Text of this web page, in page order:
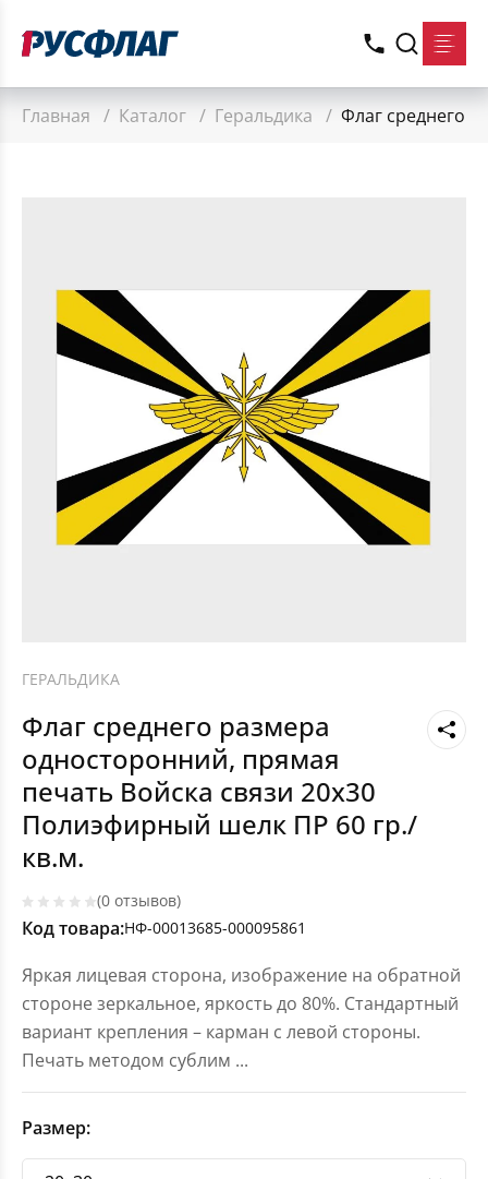
Главная / Каталог / Геральдика / Флаг среднего
ГЕРАЛЬДИКА
Флаг среднего размера
односторонний, прямая
печать Войска связи 20х30
Полиэфирный шелк ПР 60 гр./
кв.м.
(0 отзывов)
Код товара:НФ-00013685-000095861
Яркая лицевая сторона, изображение на обратной
стороне зеркальное, яркость до 80%. Стандартный
вариант крепления – карман с левой стороны.
Печать методом сублим ...
Размер: